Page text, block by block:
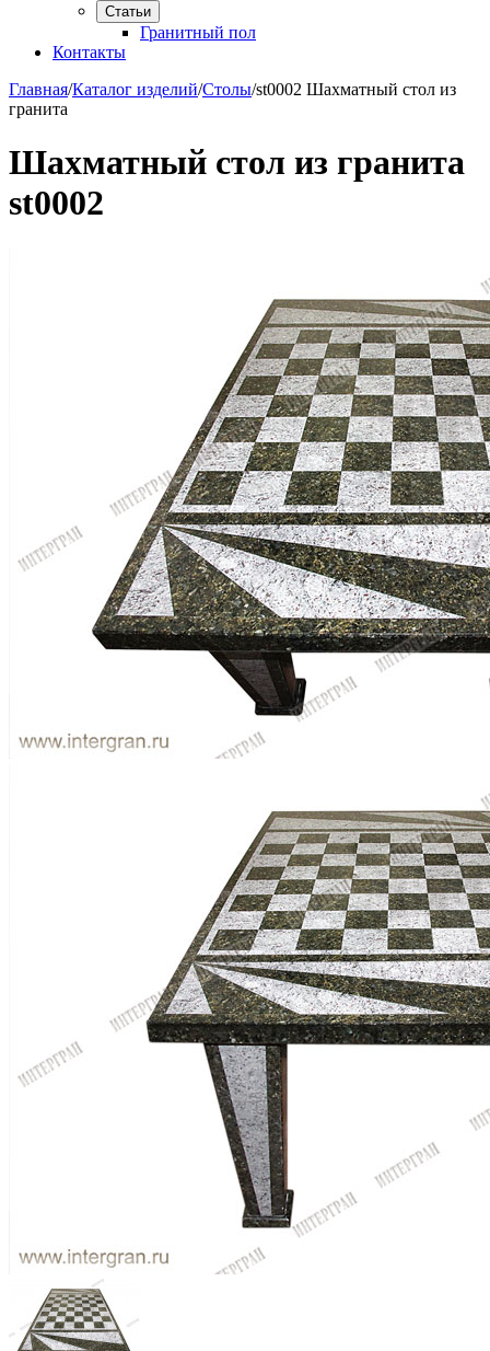
Статьи
Гранитный пол
Контакты
Главная/Каталог изделий/Столы/st0002 Шахматный стол из
гранита
Шахматный стол из гранита
st0002